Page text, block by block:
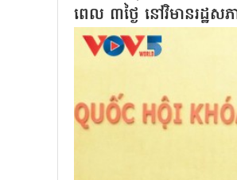
ពេល ៣ថ្ងៃ នៅវិមានរដ្ឋស